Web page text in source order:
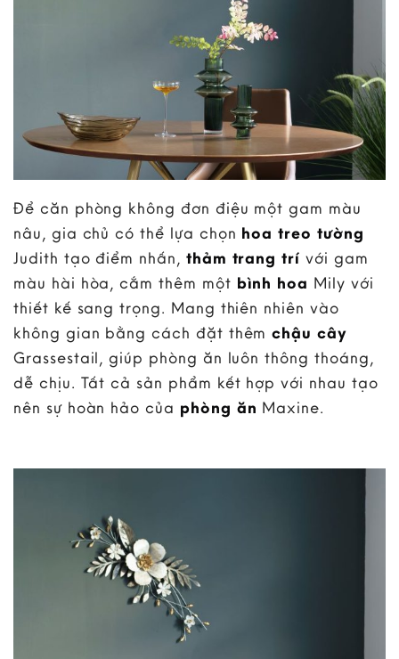
Để căn phòng không đơn điệu một gam màu
nâu, gia chủ có thể lựa chọn hoa treo tường
Judith tạo điểm nhấn, thảm trang trí với gam
màu hài hòa, cắm thêm một bình hoa Mily với
thiết kế sang trọng. Mang thiên nhiên vào
không gian bằng cách đặt thêmchậu cây
Grassestail, giúp phòng ăn luôn thông thoáng,
dễ chịu. Tất cả sản phẩm kết hợp với nhau tạo
nên sự hoàn hảo của phòng ăn Maxine.